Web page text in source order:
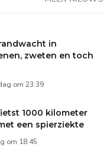
in
zweten en toch
om 23:39
1000 kilometer
een spierziekte
om 18:45